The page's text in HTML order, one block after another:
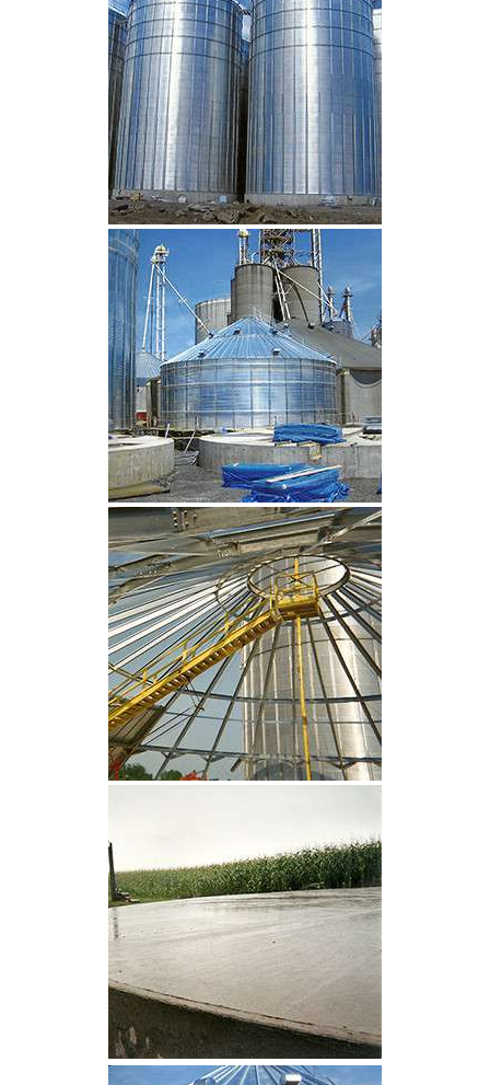
CLIQUEZ POUR AGRANDIR
CLIQUEZ POUR AGRANDIR
CLIQUEZ POUR AGRANDIR
CLIQUEZ POUR AGRANDIR